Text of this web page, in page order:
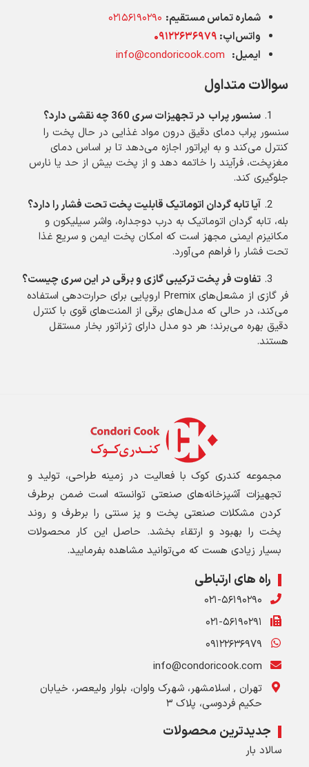
شماره تماس مستقیم: ۰۲۱۵۶۱۹۰۲۹۰
واتس‌اپ: ۰۹۱۲۲۶۳۶۹۷۹
ایمیل:
info@condoricook.com
سوالات متداول
سنسور پراب در تجهیزات سری 360 چه نقشی دارد؟
سنسور پراب دمای دقیق درون مواد غذایی در حال پخت را
کنترل می‌کند و به اپراتور اجازه می‌دهد تا بر اساس دمای
مغزپخت، فرآیند را خاتمه دهد و از پخت بیش از حد یا نارس
جلوگیری کند.
آیا تابه گردان اتوماتیک قابلیت پخت تحت فشار را دارد؟
بله، تابه گردان اتوماتیک به درب دوجداره، واشر سیلیکون و
مکانیزم ایمنی مجهز است که امکان پخت ایمن و سریع غذا
تحت فشار را فراهم می‌آورد.
تفاوت فر پخت ترکیبی گازی و برقی در این سری چیست؟
فر گازی از مشعل‌های Premix اروپایی برای حرارت‌دهی استفاده
می‌کند، در حالی که مدل‌های برقی از المنت‌های قوی با کنترل
دقیق بهره می‌برند؛ هر دو مدل دارای ژنراتور بخار مستقل
هستند.
مجموعه کندری کوک با فعالیت در زمینه طراحی، تولید و
تجهیزات آشپزخانه‌های صنعتی توانسته است ضمن برطرف
کردن مشکلات صنعتی پخت و پز سنتی را برطرف و روند
پخت را بهبود و ارتقاء بخشد. حاصل این کار محصولات
بسیار زیادی هست که می‌توانید مشاهده بفرمایید.
راه های ارتباطی
۰۲۱-۵۶۱۹۰۲۹۰
۰۲۱-۵۶۱۹۰۲۹۱
۰۹۱۲۲۶۳۶۹۷۹
info@condoricook.com
تهران , اسلامشهر، شهرک واوان، بلوار ولیعصر، خیابان
حکیم فردوسی، پلاک ۳
جدیدترین محصولات
سالاد بار